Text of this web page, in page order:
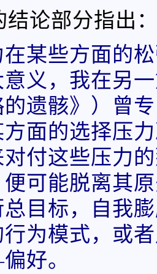
结论部分指出
某些方面的
义，我在另
遗骸》）曾
面的选择压
付这些压力
可能脱离其
目标，自我
为模式，或
好。